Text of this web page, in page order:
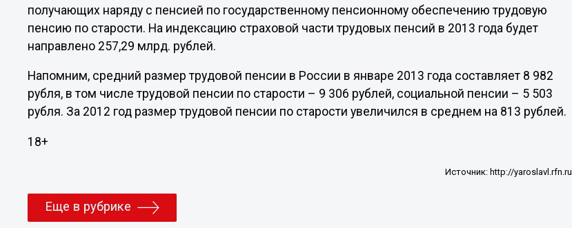
получающих наряду с пенсией по государственному пенсионному обеспечению трудовую
пенсию по старости. На индексацию страховой части трудовых пенсий в 2013 года будет
направлено 257,29 млрд. рублей.
Напомним, средний размер трудовой пенсии в России в январе 2013 года составляет 8 982
рубля, в том числе трудовой пенсии по старости – 9 306 рублей, социальной пенсии – 5 503
рубля. За 2012 год размер трудовой пенсии по старости увеличился в среднем на 813 рублей.
18+
Источник: http://yaroslavl.rfn.ru
Еще в рубрике